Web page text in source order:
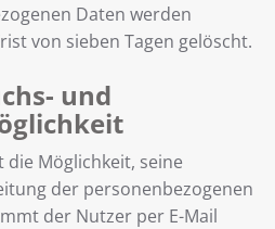
Daten werden
von sieben Tagen gelöscht.
und
Möglichkeit, seine
der personenbezogenen
der Nutzer per E-Mail